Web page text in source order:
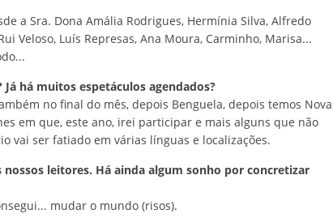
a Sra. Dona Amália Rodrigues, Hermínia Silva, Alfredo
Veloso, Luís Represas, Ana Moura, Carminho, Marisa...
há muitos espetáculos agendados?
no final do mês, depois Benguela, depois temos Nova
em que, este ano, irei participar e mais alguns que não
vai ser fatiado em várias línguas e localizações.
leitores. Há ainda algum sonho por concretizar
mudar o mundo (risos).